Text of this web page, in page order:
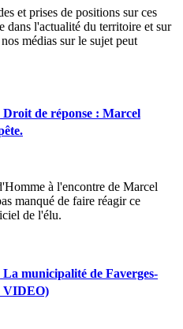
et prises de positions sur ces
dans l'actualité du territoire et sur
médias sur le sujet peut
de réponse : Marcel
à l'encontre de Marcel
manqué de faire réagir ce
de l'élu.
municipalité de Faverges-
VIDEO)